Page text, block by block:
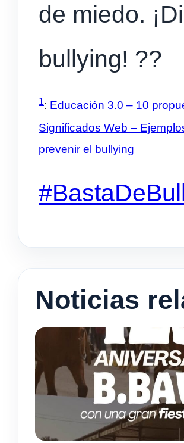
de miedo.
bullying! ??
1: Educación 3.0 – 10
Significados Web –
prevenir el bullying
Noticias